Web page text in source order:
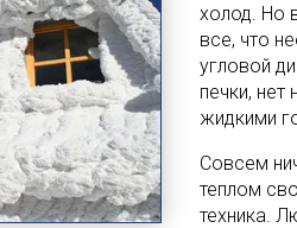
холод. Но
все, что
угловой
печки, нет
жидкими
Совсем
теплом
техника.